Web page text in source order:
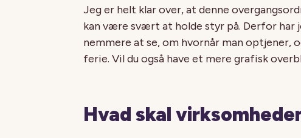
Jeg er helt klar over, at denne
kan være svært at holde styr på. Derfor har
nemmere at se, om hvornår man optjener,
ferie. Vil du også have et mere grafisk
Hvad skal